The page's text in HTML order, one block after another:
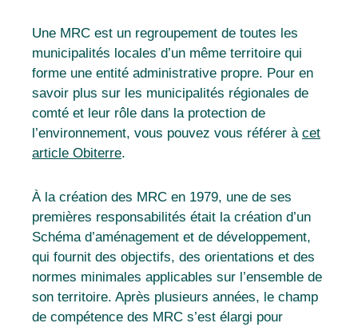
Une MRC est un regroupement de toutes les
municipalités locales d’un même territoire qui
forme une entité administrative propre. Pour en
savoir plus sur les municipalités régionales de
comté et leur rôle dans la protection de
l’environnement, vous pouvez vous référer à cet
article Obiterre.
À la création des MRC en 1979, une de ses
premières responsabilités était la création d’un
Schéma d’aménagement et de développement,
qui fournit des objectifs, des orientations et des
normes minimales applicables sur l’ensemble de
son territoire. Après plusieurs années, le champ
de compétence des MRC s’est élargi pour